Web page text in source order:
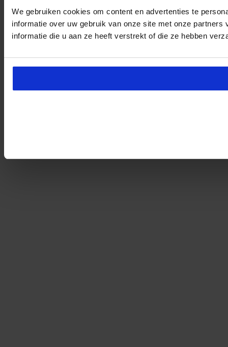
We gebruiken cookies om content en advertenties te
informatie over uw gebruik van onze site met onze
informatie die u aan ze heeft verstrekt of die ze hebben